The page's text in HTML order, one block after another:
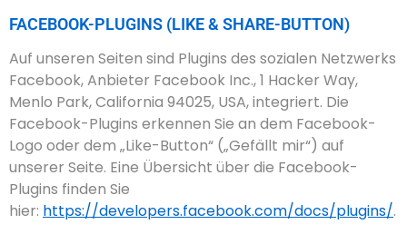
FACEBOOK-PLUGINS (LIKE & SHARE-BUTTON)
Auf unseren Seiten sind Plugins des sozialen Netzwerks
Facebook, Anbieter Facebook Inc., 1 Hacker Way,
Menlo Park, California 94025, USA, integriert. Die
Facebook-Plugins erkennen Sie an dem Facebook-
Logo oder dem „Like-Button“ („Gefällt mir“) auf
unserer Seite. Eine Übersicht über die Facebook-
Plugins finden Sie
hier: https://developers.facebook.com/docs/plugins/.